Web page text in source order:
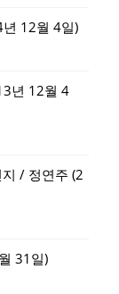
12월 4일)
년 12월 4
/ 정연주 (2
31일)